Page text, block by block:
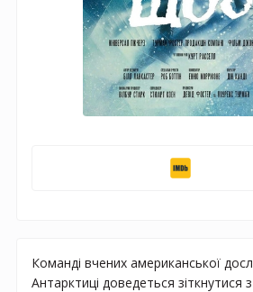
Команді вчених американської
Антарктиці доведеться зіткнутися